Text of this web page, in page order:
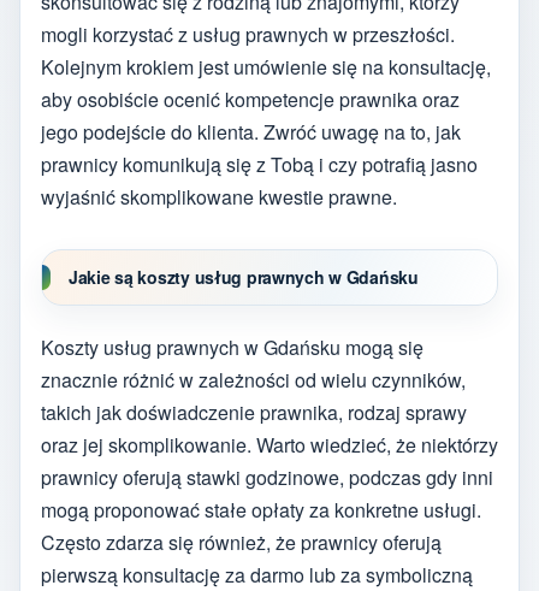
mogli korzystać z usług prawnych w przeszłości.
Kolejnym krokiem jest umówienie się na konsultację,
aby osobiście ocenić kompetencje prawnika oraz
jego podejście do klienta. Zwróć uwagę na to, jak
prawnicy komunikują się z Tobą i czy potrafią jasno
wyjaśnić skomplikowane kwestie prawne.
Jakie są koszty usług prawnych w Gdańsku
Koszty usług prawnych w Gdańsku mogą się
znacznie różnić w zależności od wielu czynników,
takich jak doświadczenie prawnika, rodzaj sprawy
oraz jej skomplikowanie. Warto wiedzieć, że niektórzy
prawnicy oferują stawki godzinowe, podczas gdy inni
mogą proponować stałe opłaty za konkretne usługi.
Często zdarza się również, że prawnicy oferują
pierwszą konsultację za darmo lub za symboliczną